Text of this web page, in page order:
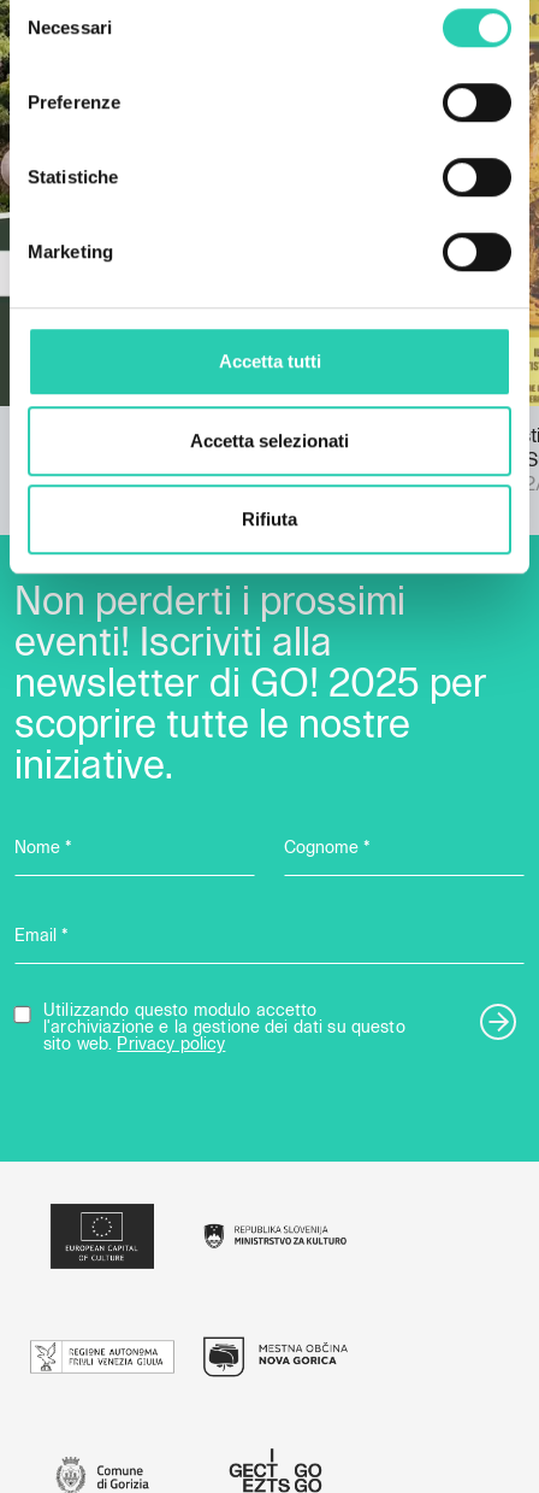
del
consenso
Necessari
Preferenze
Statistiche
Marketing
Accetta tutti
Accetta selezionati
Rifiuta
Il parco per famiglie - Terra degli spiriti
Fino al 30/09/2028
Mostra
agli antichi
Fino al 31/
Non perderti i prossimi
eventi! Iscriviti alla
newsletter di GO! 2025 per
scoprire tutte le nostre
iniziative.
Nome * Cognome *
Email *
Utilizzando questo modulo accetto
l'archiviazione e la gestione dei dati su questo
sito web. Privacy policy